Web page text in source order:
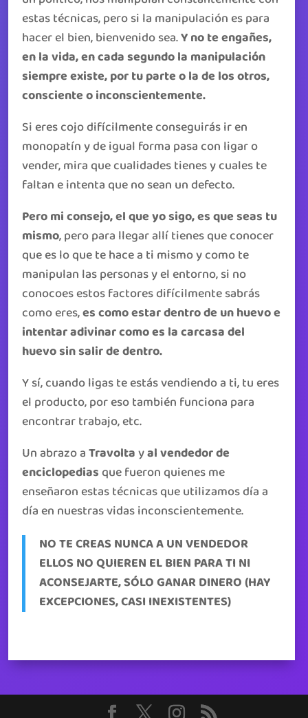
estas técnicas, pero si la manipulación es para
hacer el bien, bienvenido sea.Y no te engañes,
en la vida, en cada segundo la manipulación
siempre existe, por tu parte o la de los otros,
consciente o inconscientemente.
Si eres cojo difícilmente conseguirás ir en
monopatín y de igual forma pasa con ligar o
vender, mira que cualidades tienes y cuales te
faltan e intenta que no sean un defecto.
Pero mi consejo, el que yo sigo, es que seas tu
mismo, pero para llegar allí tienes que conocer
que es lo que te hace a ti mismo y como te
manipulan las personas y el entorno, si no
conocoes estos factores difícilmente sabrás
como eres,es como estar dentro de un huevo e
intentar adivinar como es la carcasa del
huevo sin salir de dentro.
Y sí, cuando ligas te estás vendiendo a ti, tu eres
el producto, por eso también funciona para
encontrar trabajo, etc.
Un abrazo aTravoltayal vendedor de
enciclopedias que fueron quienes me
enseñaron estas técnicas que utilizamos día a
día en nuestras vidas inconscientemente.
NO TE CREAS NUNCA A UN VENDEDOR
ELLOS NO QUIEREN EL BIEN PARA TI NI
ACONSEJARTE, SÓLO GANAR DINERO (HAY
EXCEPCIONES, CASI INEXISTENTES)